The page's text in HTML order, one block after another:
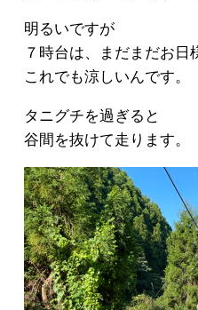
明るいですが
７時台は、まだまだお日
これでも涼しいんです。
タニグチを過ぎると
谷間を抜けて走ります。